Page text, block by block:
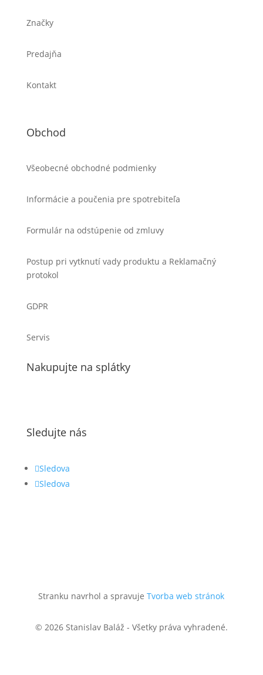
Značky
Predajňa
Kontakt
Obchod
Všeobecné obchodné podmienky
Informácie a poučenia pre spotrebiteľa
Formulár na odstúpenie od zmluvy
Postup pri vytknutí vady produktu a Reklamačný
protokol
GDPR
Servis
Nakupujte na splátky
Sledujte nás
Sledova
Sledova
Stranku navrhol a spravujeTvorba web stránok
© 2026 Stanislav Baláž - Všetky práva vyhradené.